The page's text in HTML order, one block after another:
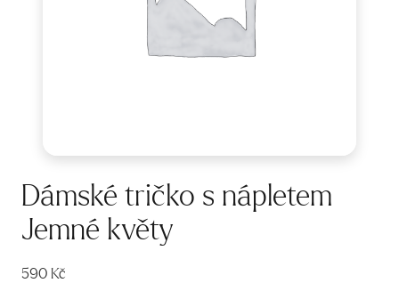
Dámské tričko s nápletem
Jemné květy
590 Kč